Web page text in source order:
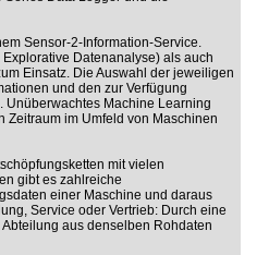
Sensor-2-Information-Service.
Datenanalyse) als auch
Einsatz. Die Auswahl der jeweiligen
und den zur Verfügung
Machine Learning
im Umfeld von Maschinen
mit vielen
gibt es zahlreiche
einer Maschine und daraus
Service oder Vertrieb: Durch eine
aus denselben Rohdaten